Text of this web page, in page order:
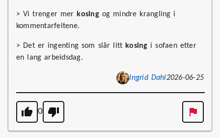
> Vi trenger mer kosingog mindre krangling i
kommentarfeltene.
> Det er ingenting som slår litt kosing i sofaen etter
en lang arbeidsdag.
Ingrid Dahl2026-06-25
0